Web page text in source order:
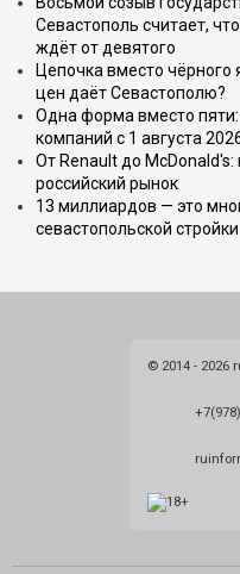
Севастополь считает,
ждёт от девятого
Цепочка вместо чёрного
цен даёт Севастополю?
Одна форма вместо
компаний с 1 августа
От Renault до McDonald's:
российский рынок
13 миллиардов — это
севастопольской стройки
© 2014 - 2026